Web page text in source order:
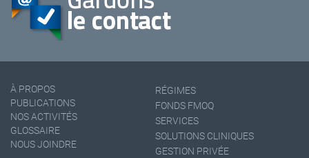
À PROPOS
PUBLICATIONS
NOS ACTIVITÉS
GLOSSAIRE
NOUS JOINDRE
RÉGIMES
FONDS FMOQ
SERVICES
SOLUTIONS CLINIQUES
GESTION PRIVÉE